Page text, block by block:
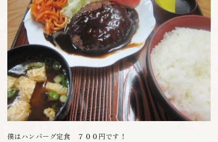
僕はハンバーグ定食 ７００円です！